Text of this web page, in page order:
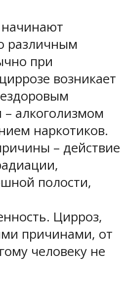
различным
при
возникает
алкоголизмом
наркотиков.
– действие
полости,
Цирроз,
причинами, от
человеку не